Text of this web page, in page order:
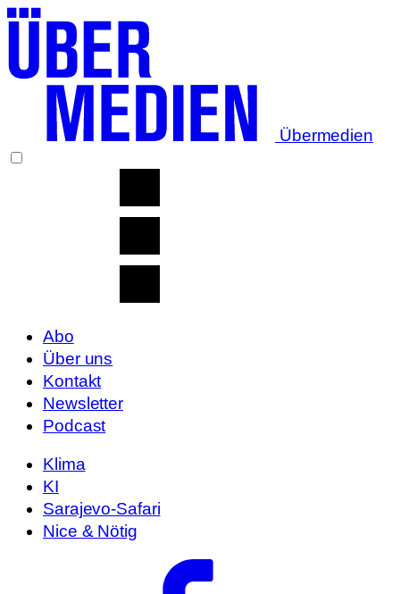
Übermedien
Abo
Über uns
Kontakt
Newsletter
Podcast
Klima
KI
Sarajevo-Safari
Nice & Nötig